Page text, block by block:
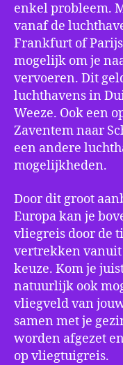
enkel probleem.
vanaf de
Frankfurt of
mogelijk om je
vervoeren. Dit
luchthavens in
Weeze. Ook een
Zaventem naar
een andere
mogelijkheden.
Door dit groot
Europa kan je
vliegreis door de
vertrekken
keuze. Kom je
natuurlijk ook
vliegveld van
samen met je
worden afgezet
op vliegtuigreis.